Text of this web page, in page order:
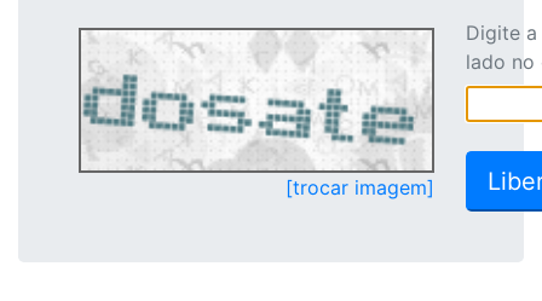
[trocar imagem]
Digite
lado no